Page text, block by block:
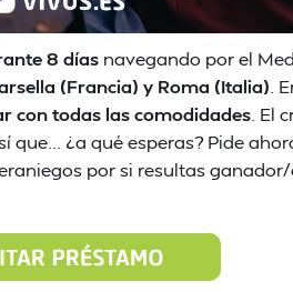
8 días navegando por el
(Francia) y Roma (Italia) .
con todas las comodidades . El
¿a qué esperas? Pide
por si resultas ganador/